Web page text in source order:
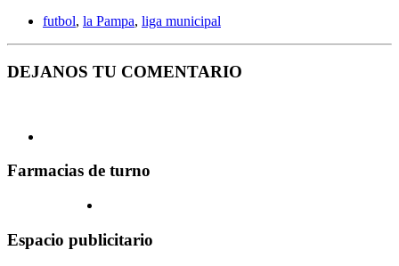
futbol, la Pampa, liga municipal
DEJANOS TU COMENTARIO
Farmacias de turno
Espacio publicitario